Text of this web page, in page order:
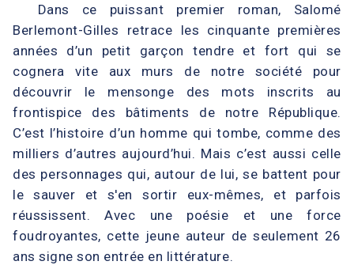
Dans ce puissant premier roman, Salomé
Berlemont-Gilles retrace les cinquante premières
années d’un petit garçon tendre et fort qui se
cognera vite aux murs de notre société pour
découvrir le mensonge des mots inscrits au
frontispice des bâtiments de notre République.
C’est l’histoire d’un homme qui tombe, comme des
milliers d’autres aujourd’hui. Mais c’est aussi celle
des personnages qui, autour de lui, se battent pour
le sauver et s'en sortir eux-mêmes, et parfois
réussissent. Avec une poésie et une force
foudroyantes, cette jeune auteur de seulement 26
ans signe son entrée en littérature.